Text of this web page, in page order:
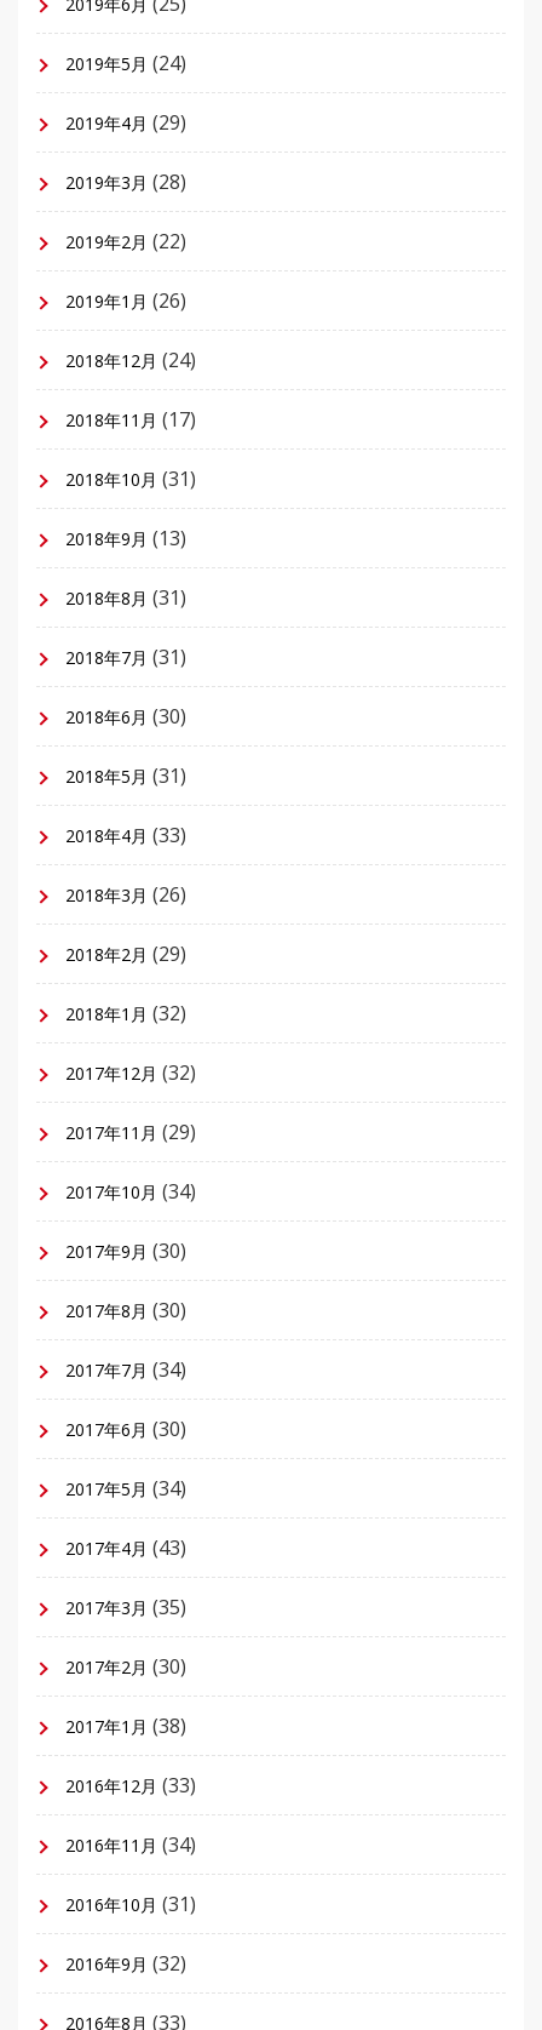
2019年6月
2019年5月 (24)
2019年4月 (29)
2019年3月 (28)
2019年2月 (22)
2019年1月 (26)
2018年12月 (24)
2018年11月 (17)
2018年10月 (31)
2018年9月 (13)
2018年8月 (31)
2018年7月 (31)
2018年6月 (30)
2018年5月 (31)
2018年4月 (33)
2018年3月 (26)
2018年2月 (29)
2018年1月 (32)
2017年12月 (32)
2017年11月 (29)
2017年10月 (34)
2017年9月 (30)
2017年8月 (30)
2017年7月 (34)
2017年6月 (30)
2017年5月 (34)
2017年4月 (43)
2017年3月 (35)
2017年2月 (30)
2017年1月 (38)
2016年12月 (33)
2016年11月 (34)
2016年10月 (31)
2016年9月 (32)
2016年8月 (33)